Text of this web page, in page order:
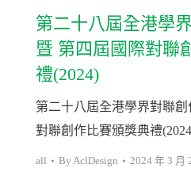
第二十八屆全港學
暨 第四屆國際對聯
禮(2024)
第二十八屆全港學界對聯
對聯創作比賽頒獎典禮
all By AclDesign 2024 年 3 月